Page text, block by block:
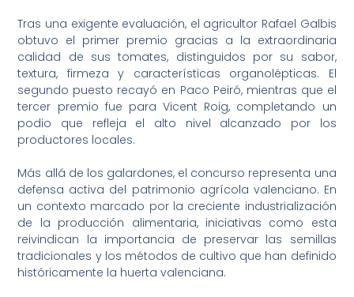
Tras una exigente evaluación, el agricultor Rafael Galbis
obtuvo el primer premio gracias a la extraordinaria
calidad de sus tomates, distinguidos por su sabor,
textura, firmeza y características organolépticas. El
segundo puesto recayó en Paco Peiró, mientras que el
tercer premio fue para Vicent Roig, completando un
podio que refleja el alto nivel alcanzado por los
productores locales.
Más allá de los galardones, el concurso representa una
defensa activa del patrimonio agrícola valenciano. En
un contexto marcado por la creciente industrialización
de la producción alimentaria, iniciativas como esta
reivindican la importancia de preservar las semillas
tradicionales y los métodos de cultivo que han definido
históricamente la huerta valenciana.